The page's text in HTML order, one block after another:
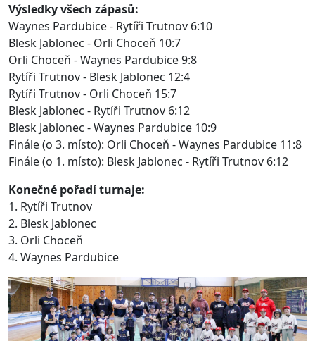
Výsledky všech zápasů:
Waynes Pardubice - Rytíři Trutnov 6:10
Blesk Jablonec - Orli Choceň 10:7
Orli Choceň - Waynes Pardubice 9:8
Rytíři Trutnov - Blesk Jablonec 12:4
Rytíři Trutnov - Orli Choceň 15:7
Blesk Jablonec - Rytíři Trutnov 6:12
Blesk Jablonec - Waynes Pardubice 10:9
Finále (o 3. místo): Orli Choceň - Waynes Pardubice 11:8
Finále (o 1. místo): Blesk Jablonec - Rytíři Trutnov 6:12
Konečné pořadí turnaje:
1. Rytíři Trutnov
2. Blesk Jablonec
3. Orli Choceň
4. Waynes Pardubice